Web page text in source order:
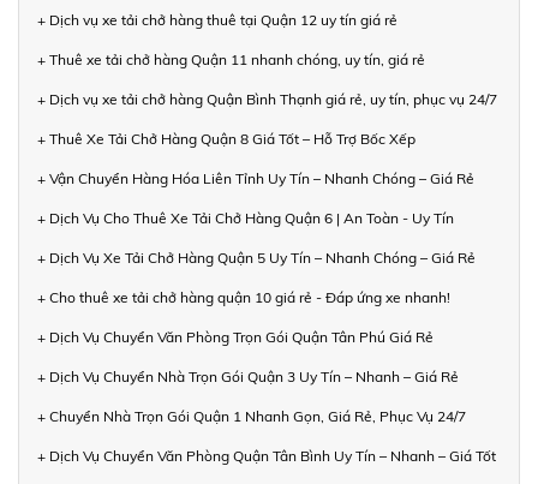
+ Dịch vụ xe tải chở hàng thuê tại Quận 12 uy tín giá rẻ
+ Thuê xe tải chở hàng Quận 11 nhanh chóng, uy tín, giá rẻ
+ Dịch vụ xe tải chở hàng Quận Bình Thạnh giá rẻ, uy tín, phục vụ 24/7
+ Thuê Xe Tải Chở Hàng Quận 8 Giá Tốt – Hỗ Trợ Bốc Xếp
+ Vận Chuyển Hàng Hóa Liên Tỉnh Uy Tín – Nhanh Chóng – Giá Rẻ
+ Dịch Vụ Cho Thuê Xe Tải Chở Hàng Quận 6 | An Toàn - Uy Tín
+ Dịch Vụ Xe Tải Chở Hàng Quận 5 Uy Tín – Nhanh Chóng – Giá Rẻ
+ Cho thuê xe tải chở hàng quận 10 giá rẻ - Đáp ứng xe nhanh!
+ Dịch Vụ Chuyển Văn Phòng Trọn Gói Quận Tân Phú Giá Rẻ
+ Dịch Vụ Chuyển Nhà Trọn Gói Quận 3 Uy Tín – Nhanh – Giá Rẻ
+ Chuyển Nhà Trọn Gói Quận 1 Nhanh Gọn, Giá Rẻ, Phục Vụ 24/7
+ Dịch Vụ Chuyển Văn Phòng Quận Tân Bình Uy Tín – Nhanh – Giá Tốt